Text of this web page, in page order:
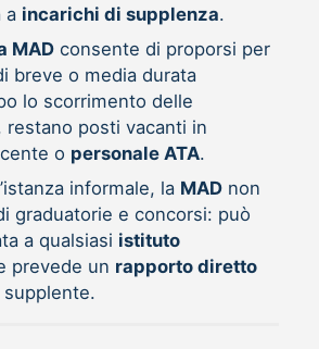
a incarichi di supplenza.
MADconsente di proporsi per
breve o media durata
lo scorrimento delle
restano posti vacanti in
o personale ATA.
informale, la MADnon
graduatorie e concorsi: può
a qualsiasi istituto
prevede un rapporto diretto